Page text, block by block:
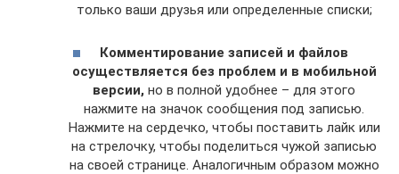
только ваши друзья или определенные списки;
Комментирование записей и файлов
осуществляется без проблем и в мобильной
версии, но в полной удобнее – для этого
нажмите на значок сообщения под записью.
Нажмите на сердечко, чтобы поставить лайк или
на стрелочку, чтобы поделиться чужой записью
на своей странице. Аналогичным образом можно